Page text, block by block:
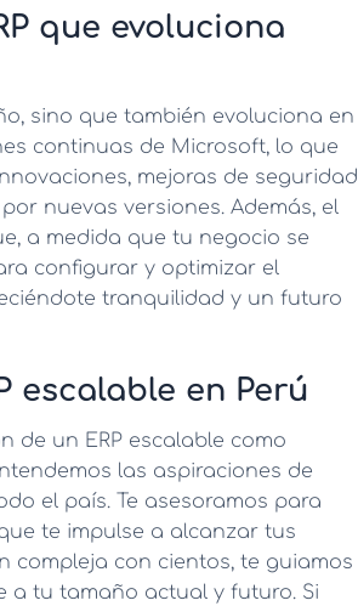
que evoluciona
sino que también evoluciona en
continuas de Microsoft, lo que
mejoras de seguridad
nuevas versiones. Además, el
a medida que tu negocio se
configurar y optimizar el
tranquilidad y un futuro
escalable en Perú
de un ERP escalable como
las aspiraciones de
el país. Te asesoramos para
te impulse a alcanzar tus
compleja con cientos, te guiamos
a tu tamaño actual y futuro. Si